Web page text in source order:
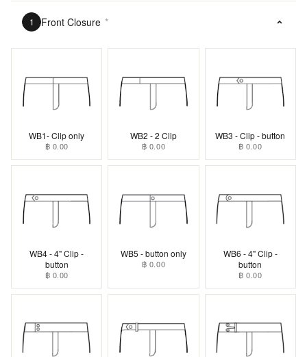
1 Front Closure *
WB1- Clip only
฿ 0.00
WB2 - 2 Clip
฿ 0.00
WB3 - Clip - button
฿ 0.00
WB4 - 4" Clip -
button
฿ 0.00
WB5 - button only
฿ 0.00
WB6 - 4" Clip -
button
฿ 0.00